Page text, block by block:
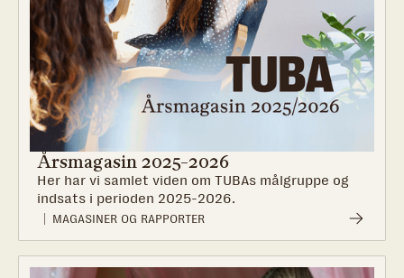
Årsmagasin 2025-2026
Her har vi samlet viden om TUBAs målgruppe og
indsats i perioden 2025-2026.
MAGASINER OG RAPPORTER